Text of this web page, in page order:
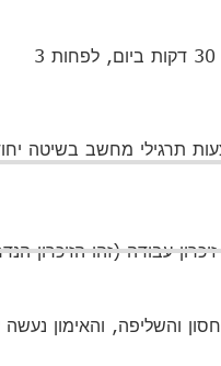
כמו בחדר כושר – אימון בהתמדה הוא המפתח לתוצאות. כדי לראות שינוי אמיתי, מומלץ להתאמן רק 30 דקות ביום, לפחות 3
תרגילי מחשב בשיטה
עבודה (זהו הזיכרון
והשליפה, והאימון נעשה